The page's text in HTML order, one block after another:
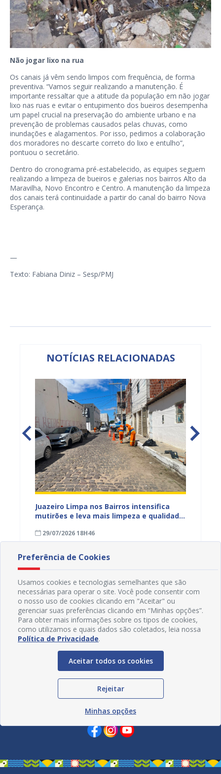
Não jogar lixo na rua
Os canais já vêm sendo limpos com frequência, de forma
preventiva. “Vamos seguir realizando a manutenção. É
importante ressaltar que a atitude da população em não jogar
lixo nas ruas e evitar o entupimento dos bueiros desempenha
um papel crucial na preservação do ambiente urbano e na
prevenção de problemas causados pelas chuvas, como
inundações e alagamentos. Por isso, pedimos a colaboração
dos moradores no descarte correto do lixo e entulho”,
pontuou o secretário.
Dentro do cronograma pré-estabelecido, as equipes seguem
realizando a limpeza de bueiros e galerias nos bairros Alto da
Maravilha, Novo Encontro e Centro. A manutenção da limpeza
dos canais terá continuidade a partir do canal do bairro Nova
Esperança.
—
Texto: Fabiana Diniz – Sesp/PMJ
NOTÍCIAS RELACIONADAS
Juazeiro Limpa nos Bairros intensifica
mutirões e leva mais limpeza e qualidade
29/07/2026 18H46
Redes Sociais
Preferência de Cookies
Usamos cookies e tecnologias semelhantes que são
necessárias para operar o site. Você pode consentir com
o nosso uso de cookies clicando em "Aceitar" ou
gerenciar suas preferências clicando em “Minhas opções”.
Para obter mais informações sobre os tipos de cookies,
como utilizamos e quais dados são coletados, leia nossa
Política de Privacidade.
Aceitar todos os cookies
Rejeitar
Minhas opções